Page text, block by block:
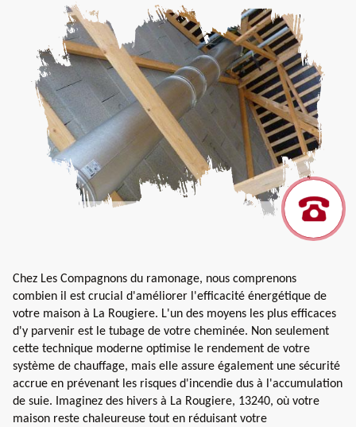
Chez Les Compagnons du ramonage, nous comprenons
combien il est crucial d'améliorer l'efficacité énergétique de
votre maison à La Rougiere. L'un des moyens les plus efficaces
d'y parvenir est le tubage de votre cheminée. Non seulement
cette technique moderne optimise le rendement de votre
système de chauffage, mais elle assure également une sécurité
accrue en prévenant les risques d'incendie dus à l'accumulation
de suie. Imaginez des hivers à La Rougiere, 13240, où votre
maison reste chaleureuse tout en réduisant votre